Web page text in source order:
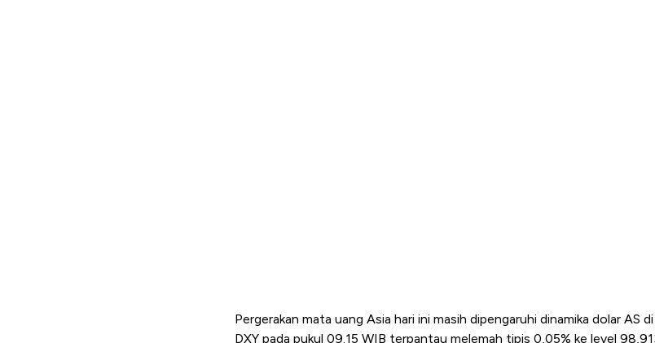
Pergerakan mata uang Asia hari ini masih dipengaruhi dinamika dolar AS
DXY pada pukul 09.15 WIB terpantau melemah tipis 0,05% ke level